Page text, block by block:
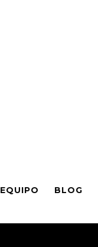
EQUIPO BLOG